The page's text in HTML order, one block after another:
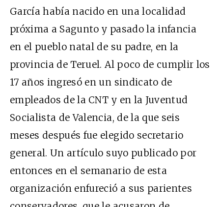
García había nacido en una localidad
próxima a Sagunto y pasado la infancia
en el pueblo natal de su padre, en la
provincia de Teruel. Al poco de cumplir los
17 años ingresó en un sindicato de
empleados de la CNT y en la Juventud
Socialista de Valencia, de la que seis
meses después fue elegido secretario
general. Un artículo suyo publicado por
entonces en el semanario de esta
organización enfureció a sus parientes